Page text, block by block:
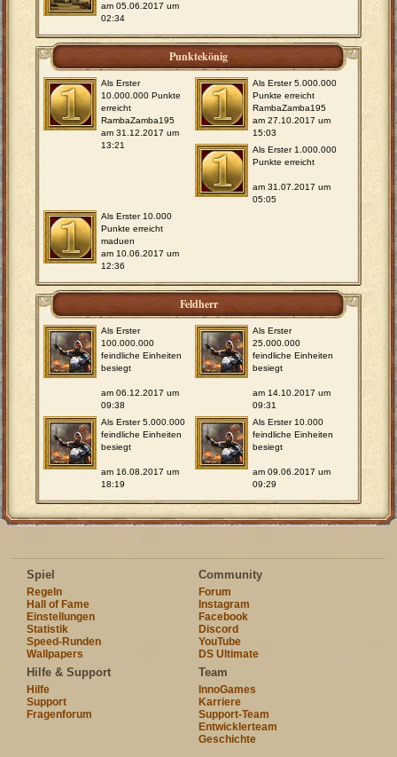
am 05.06.2017 um
02:34
Punktekönig
Als Erster
10.000.000 Punkte
erreicht
RambaZamba195
am 31.12.2017 um
13:21
Als Erster 5.000.000
Punkte erreicht
RambaZamba195
am 27.10.2017 um
15:03
Als Erster 1.000.000
Punkte erreicht
am 31.07.2017 um
05:05
Als Erster 10.000
Punkte erreicht
maduen
am 10.06.2017 um
12:36
Feldherr
Als Erster
100.000.000
feindliche Einheiten
besiegt
am 06.12.2017 um
09:38
Als Erster
25.000.000
feindliche Einheiten
besiegt
am 14.10.2017 um
09:31
Als Erster 5.000.000
feindliche Einheiten
besiegt
am 16.08.2017 um
18:19
Als Erster 10.000
feindliche Einheiten
besiegt
am 09.06.2017 um
09:29
Spiel
Regeln
Hall of Fame
Einstellungen
Statistik
Speed-Runden
Wallpapers
Community
Forum
Instagram
Facebook
Discord
YouTube
DS Ultimate
Hilfe & Support
Hilfe
Support
Fragenforum
Team
InnoGames
Karriere
Support-Team
Entwicklerteam
Geschichte